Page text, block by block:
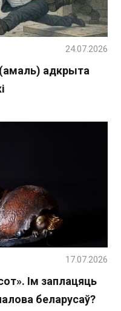
(амаль) адкрыта
24.07.2026
Ім заплацяць
беларусаў?
17.07.2026